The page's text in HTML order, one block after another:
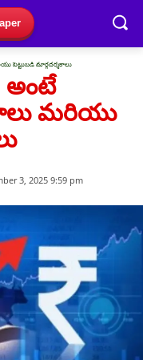
పెట్టుబడి మార్గదర్శకాలు
అంటే
మరియు
3, 2025 9:59 pm